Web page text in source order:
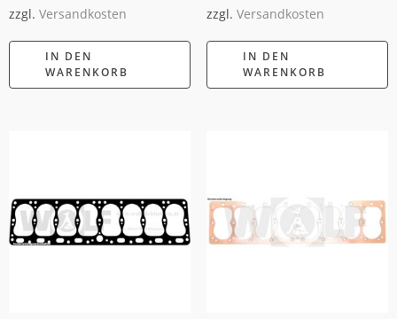
zzgl. Versandkosten
IN DEN
WARENKORB
zzgl. Versandkosten
IN DEN
WARENKORB